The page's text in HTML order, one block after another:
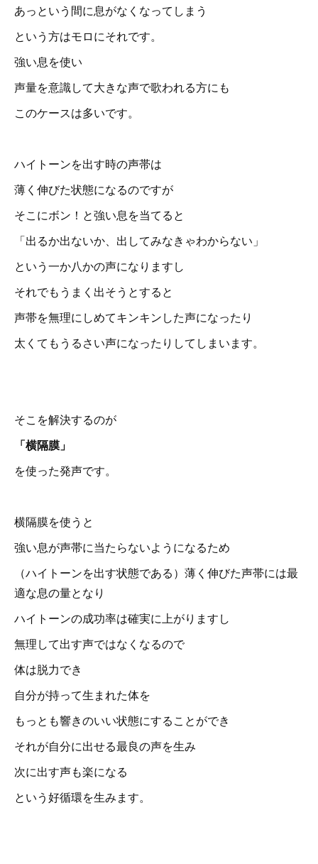
あっという間に息がなくなってしまう
という方はモロにそれです。
強い息を使い
声量を意識して大きな声で歌われる方にも
このケースは多いです。
ハイトーンを出す時の声帯は
薄く伸びた状態になるのですが
そこにボン！と強い息を当てると
「出るか出ないか、出してみなきゃわからない」
という一か八かの声になりますし
それでもうまく出そうとすると
声帯を無理にしめてキンキンした声になったり
太くてもうるさい声になったりしてしまいます。
そこを解決するのが
「横隔膜」
を使った発声です。
横隔膜を使うと
強い息が声帯に当たらないようになるため
（ハイトーンを出す状態である）薄く伸びた声帯には最
適な息の量となり
ハイトーンの成功率は確実に上がりますし
無理して出す声ではなくなるので
体は脱力でき
自分が持って生まれた体を
もっとも響きのいい状態にすることができ
それが自分に出せる最良の声を生み
次に出す声も楽になる
という好循環を生みます。